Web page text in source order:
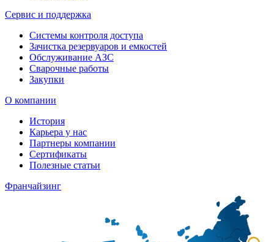
Сервис и поддержка
Системы контроля доступа
Зачистка резервуаров и емкостей
Обслуживание АЗС
Сварочные работы
Закупки
О компании
История
Карьера у нас
Партнеры компании
Сертификаты
Полезные статьи
Франчайзинг